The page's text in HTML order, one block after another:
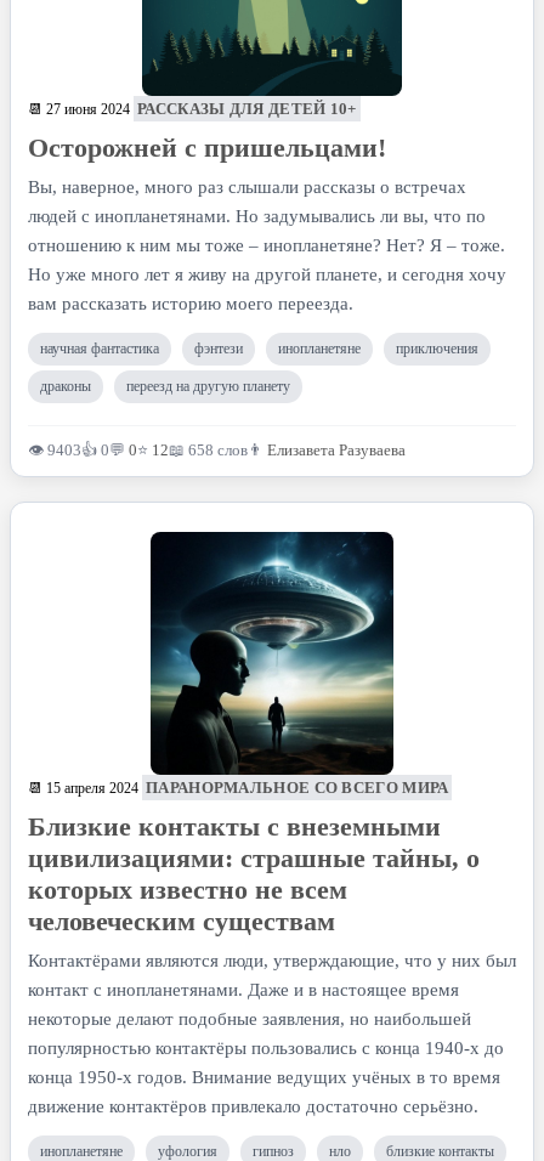
📆 27 июня 2024 РАССКАЗЫ ДЛЯ ДЕТЕЙ 10+
Осторожней с пришельцами!
Вы, наверное, много раз слышали рассказы о встречах
людей с инопланетянами. Но задумывались ли вы, что по
отношению к ним мы тоже – инопланетяне? Нет? Я – тоже.
Но уже много лет я живу на другой планете, и сегодня хочу
вам рассказать историю моего переезда.
научная фантастика фэнтези инопланетяне приключения
драконы переезд на другую планету
👁 9403👍 0💬 0⭐ 12📖 658 слов 👨 Елизавета Разуваева
📆 15 апреля 2024 ПАРАНОРМАЛЬНОЕ СО ВСЕГО МИРА
Близкие контакты с внеземными
цивилизациями: страшные тайны, о
которых известно не всем
человеческим существам
Контактёрами являются люди, утверждающие, что у них был
контакт с инопланетянами. Даже и в настоящее время
некоторые делают подобные заявления, но наибольшей
популярностью контактёры пользовались с конца 1940-х до
конца 1950-х годов. Внимание ведущих учёных в то время
движение контактёров привлекало достаточно серьёзно.
инопланетяне уфология гипноз нло близкие контакты